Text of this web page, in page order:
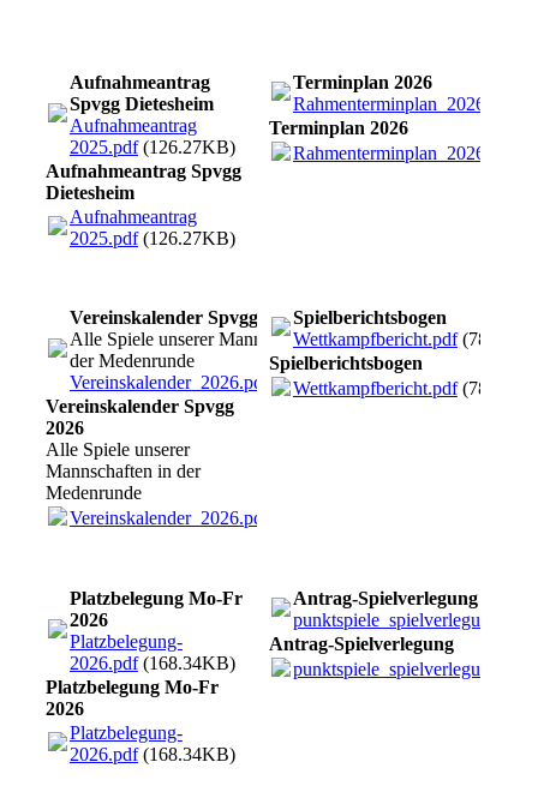
Aufnahmeantrag
Spvgg Dietesheim
Aufnahmeantrag
2025.pdf(126.27KB)
Aufnahmeantrag Spvgg
Dietesheim
Aufnahmeantrag
2025.pdf(126.27KB)
Terminplan 2026
Rahmenterminplan_2026.pdf
Terminplan 2026
Rahmenterminplan_2026.pdf
Vereinskalender Spvgg 2026
Alle Spiele unserer Mannschaften in
der Medenrunde
Vereinskalender_2026.pdf
(227.71KB)
Vereinskalender Spvgg
2026
Alle Spiele unserer
Mannschaften in der
Medenrunde
Vereinskalender_2026.pdf
Spielberichtsbogen
Wettkampfbericht.pdf(78.6KB)
Spielberichtsbogen
Wettkampfbericht.pdf(78.6KB)
Platzbelegung Mo-Fr
2026
Platzbelegung-
2026.pdf(168.34KB)
Platzbelegung Mo-Fr
2026
Platzbelegung-
2026.pdf(168.34KB)
Antrag-Spielverlegung
punktspiele_spielverlegung2.pdf
Antrag-Spielverlegung
punktspiele_spielverlegung2.pdf